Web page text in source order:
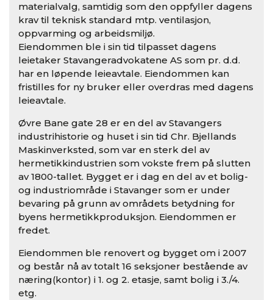
materialvalg, samtidig som den oppfyller dagens
krav til teknisk standard mtp. ventilasjon,
oppvarming og arbeidsmiljø.
Eiendommen ble i sin tid tilpasset dagens
leietaker Stavangeradvokatene AS som pr. d.d.
har en løpende leieavtale. Eiendommen kan
fristilles for ny bruker eller overdras med dagens
leieavtale.
Øvre Bane gate 28 er en del av Stavangers
industrihistorie og huset i sin tid Chr. Bjellands
Maskinverksted, som var en sterk del av
hermetikkindustrien som vokste frem på slutten
av 1800-tallet. Bygget er i dag en del av et bolig-
og industriområde i Stavanger som er under
bevaring på grunn av områdets betydning for
byens hermetikkproduksjon. Eiendommen er
fredet.
Eiendommen ble renovert og bygget om i 2007
og består nå av totalt 16 seksjoner bestående av
næring(kontor) i 1. og 2. etasje, samt bolig i 3./4.
etg.